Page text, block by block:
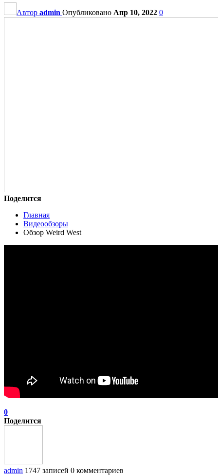
Автор admin Опубликовано Апр 10, 2022 0
Поделится
Главная
Видеообзоры
Обзор Weird West
0
Поделится
admin 1747 записей 0 комментариев